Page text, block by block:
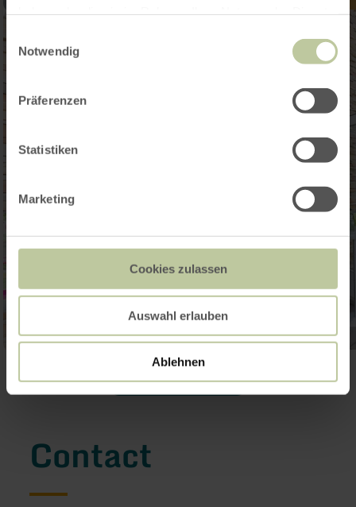
Notwendig
Präferenzen
Statistiken
Marketing
Cookies zulassen
Auswahl erlauben
Ablehnen
Galerij openen
Contact